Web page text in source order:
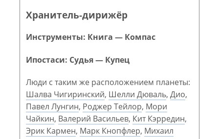
Хранитель-дирижёр
Инструменты: Книга — Компас
Ипостаси: Судья — Купец
Люди с таким же расположением планеты:
Шалва Чигиринский, Шелли Дюваль, Дио,
Павел Лунгин, Роджер Тейлор, Мори
Чайкин, Валерий Васильев, Кит Кэрредин,
Эрик Кармен, Марк Кнопфлер, Михаил